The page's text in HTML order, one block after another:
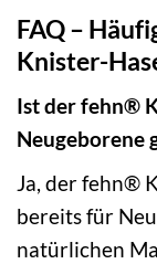
FAQ –
Knister-
Ist der fehn®
Neugeborene
Ja, der fehn®
bereits für
natürlichen